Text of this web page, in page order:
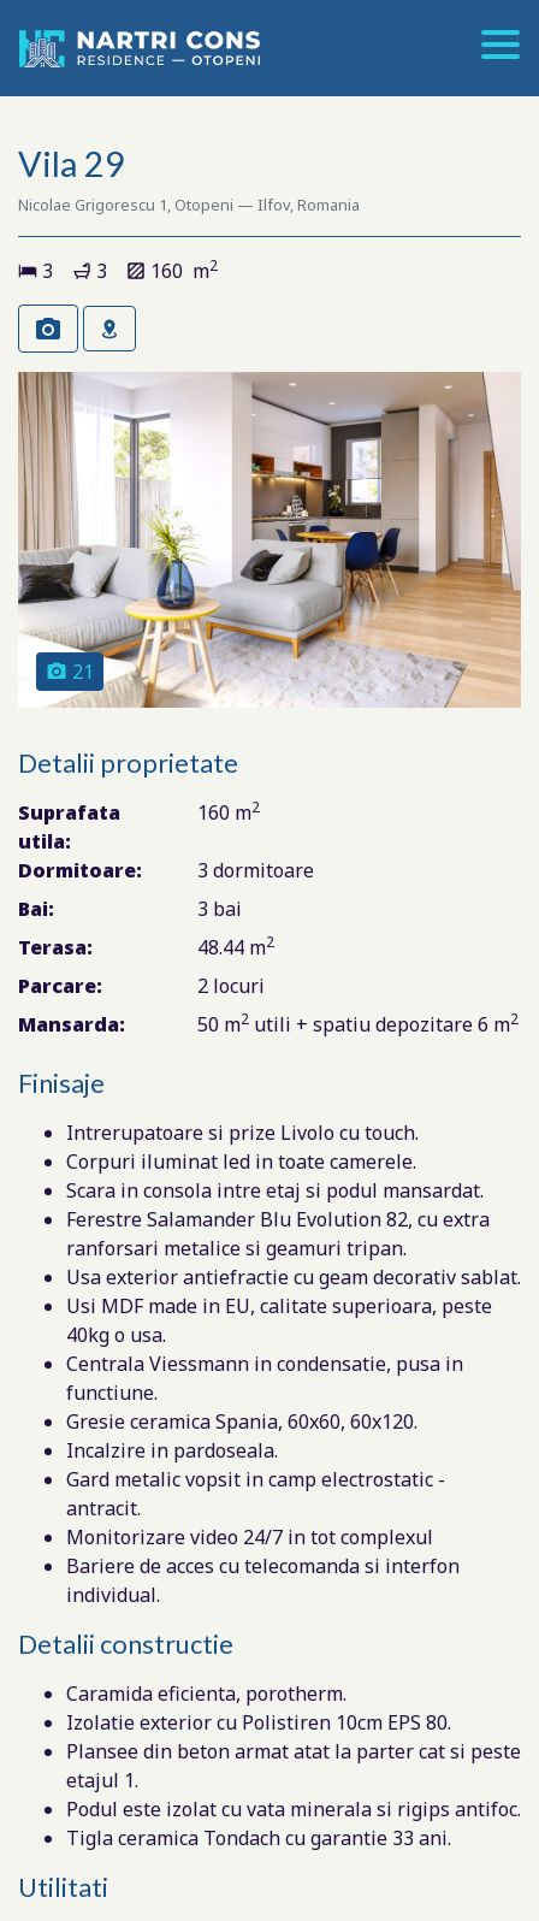
Vila 29
Nicolae Grigorescu 1, Otopeni — Ilfov, Romania
3 3 160 m2
21
Detalii proprietate
Suprafata
utila:
160 m2
Dormitoare:
3 dormitoare
Bai:
3 bai
Terasa:
48.44 m2
Parcare:
2 locuri
Mansarda:
50 m2 utili + spatiu depozitare 6 m2
Finisaje
Intrerupatoare si prize Livolo cu touch.
Corpuri iluminat led in toate camerele.
Scara in consola intre etaj si podul mansardat.
Ferestre Salamander Blu Evolution 82, cu extra
ranforsari metalice si geamuri tripan.
Usa exterior antiefractie cu geam decorativ sablat.
Usi MDF made in EU, calitate superioara, peste
40kg o usa.
Centrala Viessmann in condensatie, pusa in
functiune.
Gresie ceramica Spania, 60x60, 60x120.
Incalzire in pardoseala.
Gard metalic vopsit in camp electrostatic -
antracit.
Monitorizare video 24/7 in tot complexul
Bariere de acces cu telecomanda si interfon
individual.
Detalii constructie
Caramida eficienta, porotherm.
Izolatie exterior cu Polistiren 10cm EPS 80.
Plansee din beton armat atat la parter cat si peste
etajul 1.
Podul este izolat cu vata minerala si rigips antifoc.
Tigla ceramica Tondach cu garantie 33 ani.
Utilitati